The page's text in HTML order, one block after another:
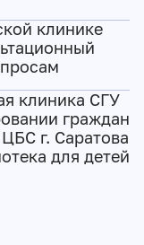
клинике
клиника СГУ
граждан
г. Саратова
для детей